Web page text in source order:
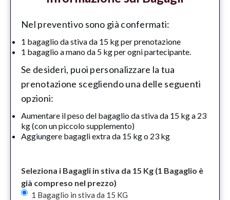
Nel preventivo sono già confermati:
1 bagaglio da stiva da 15 kg per prenotazione
1 bagaglio a mano da 5 kg per ogni partecipante.
Se desideri, puoi personalizzare la tua
prenotazione scegliendo una delle seguenti
opzioni:
Aumentare il peso del bagaglio da stiva da 15 kg a 23
kg (con un piccolo supplemento)
Aggiungere bagagli extra da 15 kg o 23 kg
Seleziona i Bagagli in stiva da 15 Kg (1 Bagaglio è
già compreso nel prezzo)
1 Bagaglio in stiva da 15 KG